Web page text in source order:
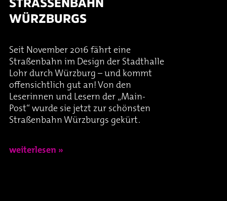
Oper & Operette
Theater & Musical
Vorträge & Lesungen
Essen & Trinken
Über Lohr a.Main
FAQ – Fragen & Antworten
Technik
Geschichte
Jobs
STRASSENBAHN W
ÜRZBURGS
Seit November 2016 fährt eine
Straßenbahn im Design der Stadthalle
Lohr durch Würzburg – und kommt
offensichtlich gut an! Von den
Leserinnen und Lesern der „Main-
Post“ wurde sie jetzt zur schönsten
Straßenbahn Würzburgs gekürt.
weiterlesen »